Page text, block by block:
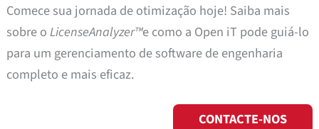
Comece sua jornada de otimização hoje! Saiba mais
sobre oLicenseAnalyzer™e como a Open iT pode guiá-lo
para um gerenciamento de software de engenharia
completo e mais eficaz.
CONTACTE-NOS